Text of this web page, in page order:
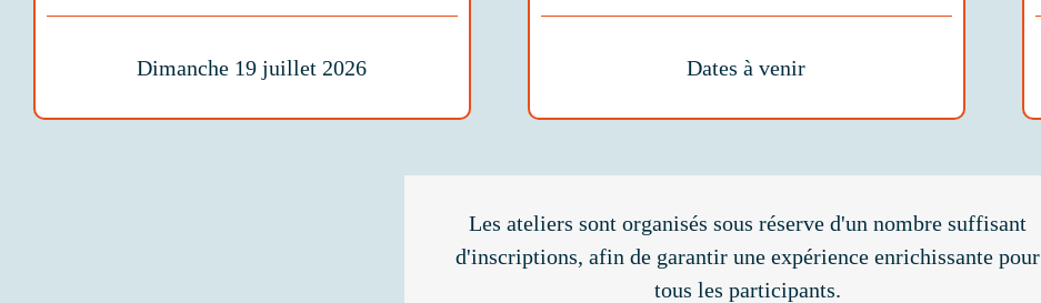
Dimanche 19 juillet 2026 Dates à venir
Les ateliers sont organisés sous réserve d'un nombre suffisant
d'inscriptions, afin de garantir une expérience enrichissante pour
tous les participants.